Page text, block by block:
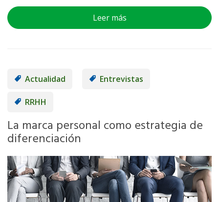
Leer más
Actualidad Entrevistas
RRHH
La marca personal como estrategia de
diferenciación